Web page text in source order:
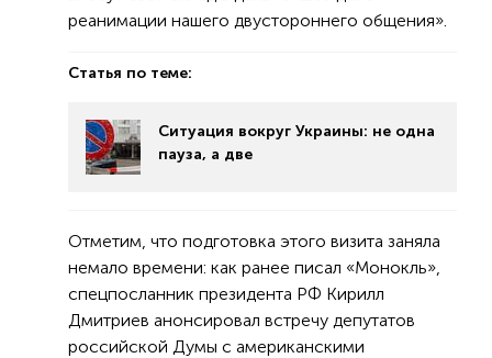
реанимации нашего двустороннего общения».
Статья по теме:
Ситуация вокруг Украины: не одна
пауза, а две
Отметим, что подготовка этого визита заняла
немало времени: как ранее писал «Монокль»,
спецпосланник президента РФ Кирилл
Дмитриев анонсировал встречу депутатов
российской Думы с американскими